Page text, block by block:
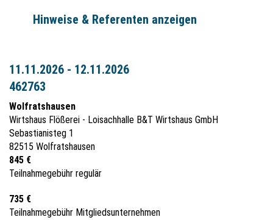
Hinweise & Referenten anzeigen
11.11.2026 - 12.11.2026
462763
Wolfratshausen
Wirtshaus Flößerei - Loisachhalle B&T Wirtshaus GmbH
Sebastianisteg 1
82515 Wolfratshausen
845 €
Teilnahmegebühr regulär
735 €
Teilnahmegebühr Mitgliedsunternehmen